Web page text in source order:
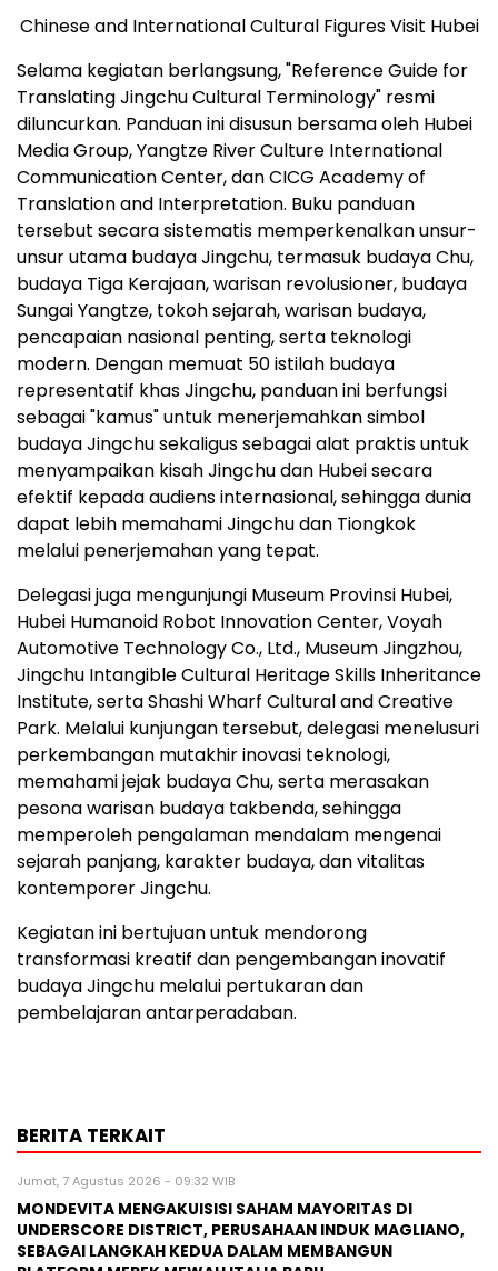
Chinese and International Cultural Figures Visit Hubei
Selama kegiatan berlangsung, "Reference Guide for
Translating Jingchu Cultural Terminology" resmi
diluncurkan. Panduan ini disusun bersama oleh Hubei
Media Group, Yangtze River Culture International
Communication Center, dan CICG Academy of
Translation and Interpretation. Buku panduan
tersebut secara sistematis memperkenalkan unsur-
unsur utama budaya Jingchu, termasuk budaya Chu,
budaya Tiga Kerajaan, warisan revolusioner, budaya
Sungai Yangtze, tokoh sejarah, warisan budaya,
pencapaian nasional penting, serta teknologi
modern. Dengan memuat 50 istilah budaya
representatif khas Jingchu, panduan ini berfungsi
sebagai "kamus" untuk menerjemahkan simbol
budaya Jingchu sekaligus sebagai alat praktis untuk
menyampaikan kisah Jingchu dan Hubei secara
efektif kepada audiens internasional, sehingga dunia
dapat lebih memahami Jingchu dan Tiongkok
melalui penerjemahan yang tepat.
Delegasi juga mengunjungi Museum Provinsi Hubei,
Hubei Humanoid Robot Innovation Center, Voyah
Automotive Technology Co., Ltd., Museum Jingzhou,
Jingchu Intangible Cultural Heritage Skills Inheritance
Institute, serta Shashi Wharf Cultural and Creative
Park. Melalui kunjungan tersebut, delegasi menelusuri
perkembangan mutakhir inovasi teknologi,
memahami jejak budaya Chu, serta merasakan
pesona warisan budaya takbenda, sehingga
memperoleh pengalaman mendalam mengenai
sejarah panjang, karakter budaya, dan vitalitas
kontemporer Jingchu.
Kegiatan ini bertujuan untuk mendorong
transformasi kreatif dan pengembangan inovatif
budaya Jingchu melalui pertukaran dan
pembelajaran antarperadaban.
BERITA TERKAIT
Jumat, 7 Agustus 2026 - 09:32 WIB
MONDEVITA MENGAKUISISI SAHAM MAYORITAS DI
UNDERSCORE DISTRICT, PERUSAHAAN INDUK MAGLIANO,
SEBAGAI LANGKAH KEDUA DALAM MEMBANGUN